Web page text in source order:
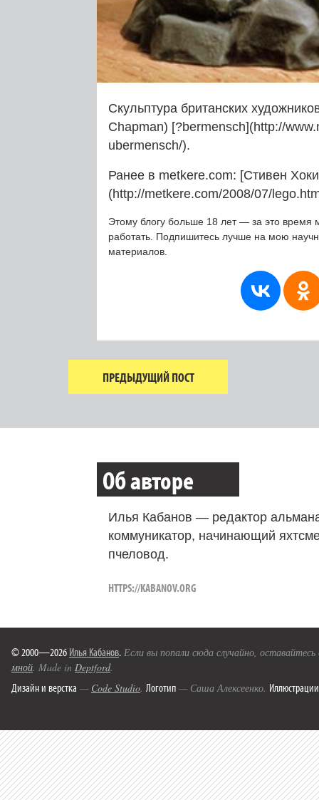
Скульптура британских
Chapman) [?bermensch](http://
ubermensch/).
Ранее в metkere.com: [Стивен
(http://metkere.com/2008/07/
Этому блогу больше 18 лет — за это время
работать. Подпишитесь лучше на мою
материалов.
ПРЕДЫДУЩИЙ ПОСТ
Об авторе
Илья Кабанов — редактор
коммуникатор, начинающий
пчеловод.
HTTPS://KABANOV.ORG
© 2000—2026 Илья Кабанов. Если вы попали сюда случайно,
мной. Made in Deptford.
Дизайн и верстка — Code Studio. Логотип — Саша Алексеенко. Иллюстрации